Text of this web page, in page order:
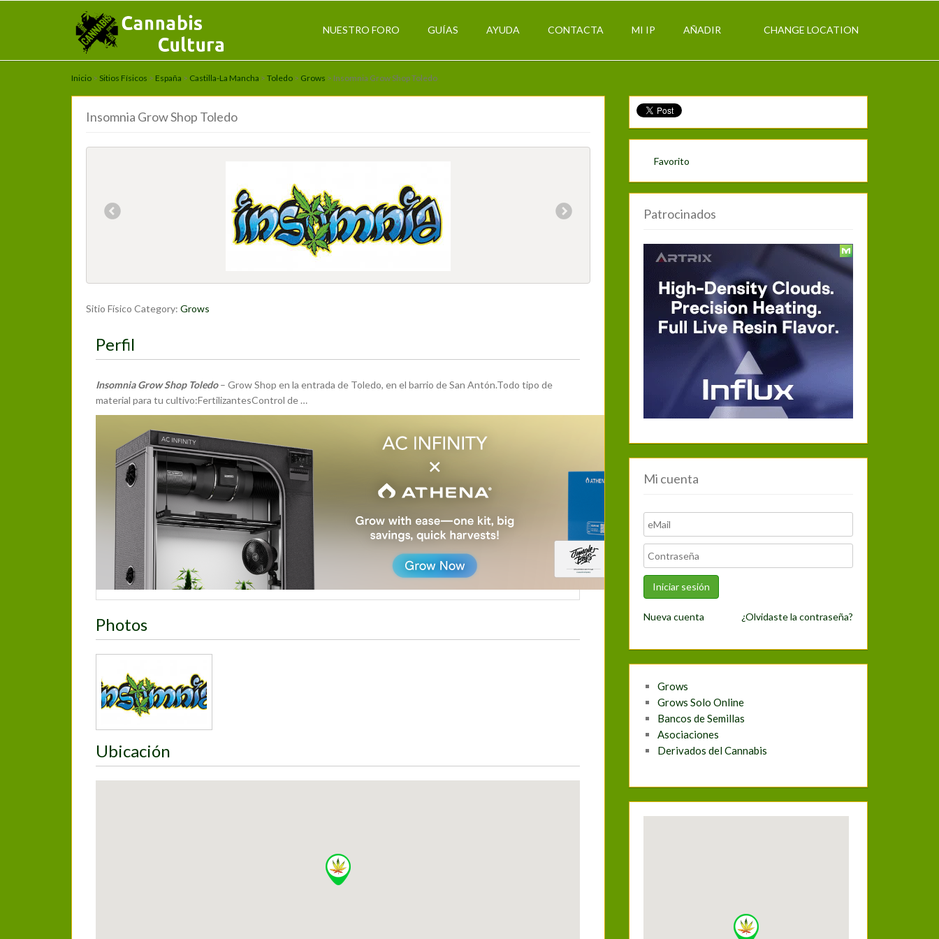
NUESTRO FORO GUÍAS AYUDA CONTACTA MI IP AÑADIR CHANGE LOCATION
Inicio > Sitios Físicos > España > Castilla-La Mancha > Toledo > Grows > Insomnia Grow Shop Toledo
Insomnia Grow Shop Toledo
Sitio Físico Category: Grows
Perfil
Insomnia Grow Shop Toledo– Grow Shop en la entrada de Toledo, en el barrio de San Antón.Todo tipo de
material para tu cultivo:FertilizantesControl de …
Más Información
Teléfono:925 22 65 88
Dirección:Paseo de San Eugenio, 10
Toledo
Castilla-La Mancha
45003
España
Photos
Ubicación
Favorito
Patrocinados
Mi cuenta
Nueva cuenta ¿Olvidaste la contraseña?
Grows
Grows Solo Online
Bancos de Semillas
Asociaciones
Derivados del Cannabis